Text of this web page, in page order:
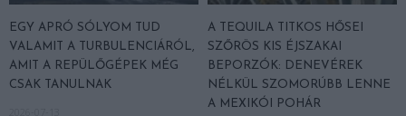
EGY APRÓ SÓLYOM TUD
VALAMIT A TURBULENCIÁRÓL,
AMIT A REPÜLŐGÉPEK MÉG
CSAK TANULNAK
A TEQUILA TITKOS HŐSEI
SZŐRÖS KIS ÉJSZAKAI
BEPORZÓK: DENEVÉREK
NÉLKÜL SZOMORÚBB LENNE
A MEXIKÓI POHÁR